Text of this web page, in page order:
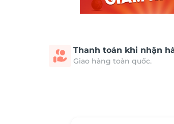
Thanh toán khi nhận
Giao hàng toàn quốc.